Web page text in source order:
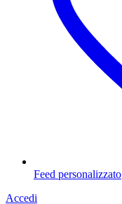
Feed personalizzato
Accedi